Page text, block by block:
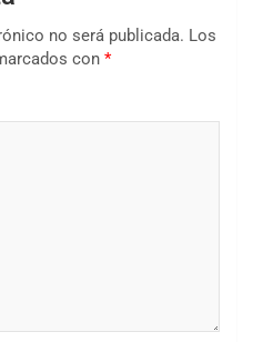
no será publicada. Los
con *